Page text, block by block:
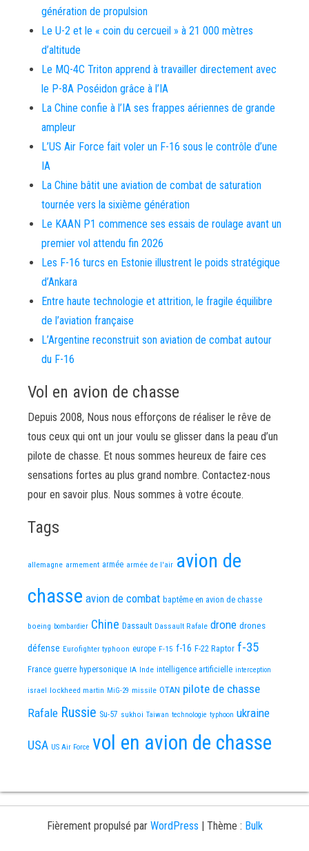
génération de propulsion
Le U-2 et le « coin du cercueil » à 21 000 mètres
d’altitude
Le MQ-4C Triton apprend à travailler directement avec
le P-8A Poséidon grâce à l’IA
La Chine confie à l’IA ses frappes aériennes de grande
ampleur
L’US Air Force fait voler un F-16 sous le contrôle d’une
IA
La Chine bâtit une aviation de combat de saturation
tournée vers la sixième génération
Le KAAN P1 commence ses essais de roulage avant un
premier vol attendu fin 2026
Les F-16 turcs en Estonie illustrent le poids stratégique
d’Ankara
Entre haute technologie et attrition, le fragile équilibre
de l’aviation française
L’Argentine reconstruit son aviation de combat autour
du F-16
Vol en avion de chasse
Depuis 2008, Nous nous efforçons de réaliser le rêve de
tous ceux qui ont un jour voulu se glisser dans la peau d’un
pilote de chasse. Et nous sommes heureux de faire ces
sensations fortes au plus grand nombre. Contactez-nous
pour en savoir plus. Nous sommes à votre écoute.
Tags
allemagne armement armée armée de l'air avion de
chasse avion de combat baptême en avion de chasse
boeing bombardier Chine Dassault Dassault Rafale drone drones
défense Eurofighter typhoon europe F-15 f-16 F-22 Raptor f-35
France guerre hypersonique IA Inde intelligence artificielle interception
israel lockheed martin MiG-29 missile OTAN pilote de chasse
Rafale Russie Su-57 sukhoi Taiwan technologie typhoon ukraine
USA US Air Force vol en avion de chasse
Fièrement propulsé par WordPress | Thème : Bulk